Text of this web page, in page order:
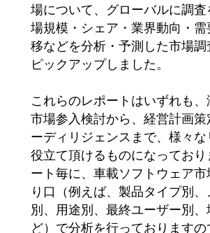
場について、グローバルに調
場規模・シェア・業界動向・
移などを分析・予測した市場
ピックアップしました。
これらのレポートはいずれも
市場参入検討から、経営計画
ーディリジェンスまで、様々
役立て頂けるものになってお
ート毎に、車載ソフトウェア
り口（例えば、製品タイプ別
別、用途別、最終ユーザー別
ど）で分析を行っております